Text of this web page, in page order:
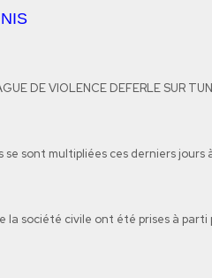
DE VIOLENCE DEFERLE SUR
se sont multipliées ces derniers jours
la société civile ont été prises à parti